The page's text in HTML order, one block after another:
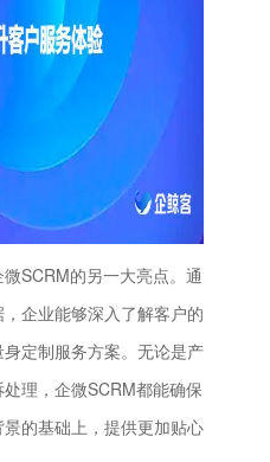
SCRM的另一大亮点。通
企业能够深入了解客户的
定制服务方案。无论是产
理，企微SCRM都能确保
的基础上，提供更加贴心